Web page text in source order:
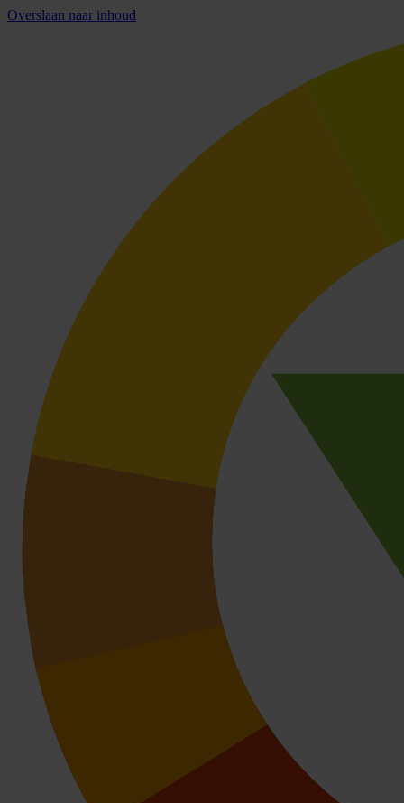
Overslaan naar inhoud